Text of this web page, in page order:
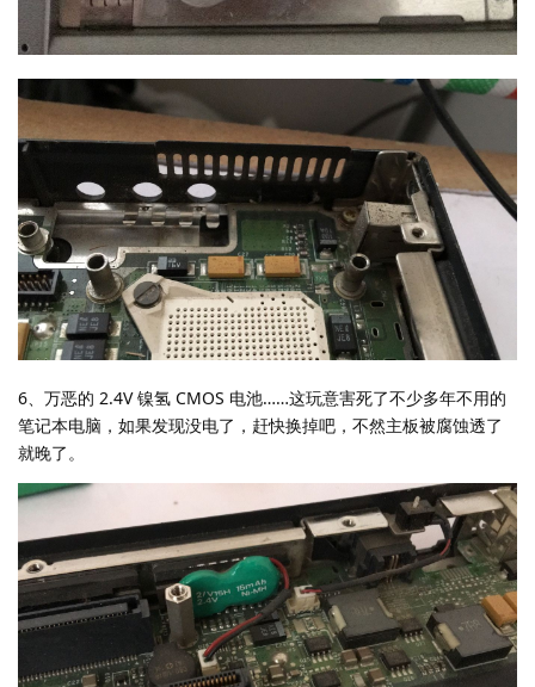
6、万恶的 2.4V 镍氢 CMOS 电池……这玩意害死了不少多年不用的
笔记本电脑，如果发现没电了，赶快换掉吧，不然主板被腐蚀透了
就晚了。